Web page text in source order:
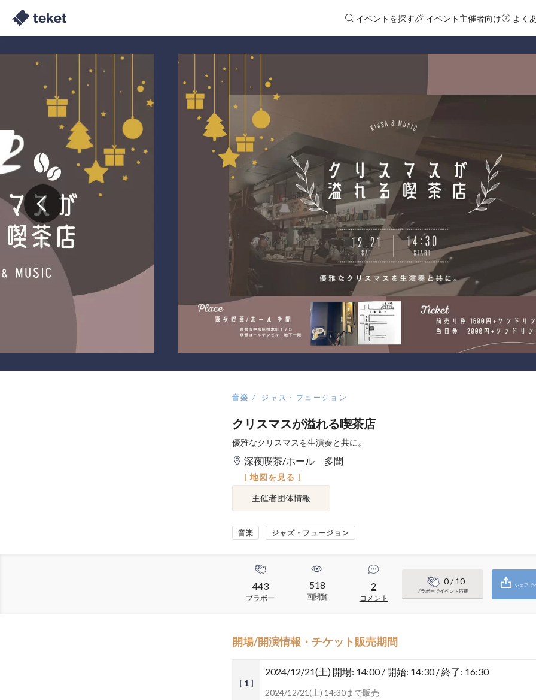
イベントを探す イベント主催者向け よく
音楽 ジャズ・フュージョン
クリスマスが溢れる喫茶店
優雅なクリスマスを生演奏と共に。
深夜喫茶/ホール 多聞
[ 地図を見る ]
主催者団体情報
音楽 ジャズ・フュージョン
443
ブラボー
518
回閲覧
2
コメント
0/ 10
ブラボーでイベント応援
シェアで
開場/開演情報・チケット販売期間
[ 1 ]
2024/12/21(土) 開場: 14:00 / 開始: 14:30 / 終了: 16:30
2024/12/21(土) 14:30まで販売